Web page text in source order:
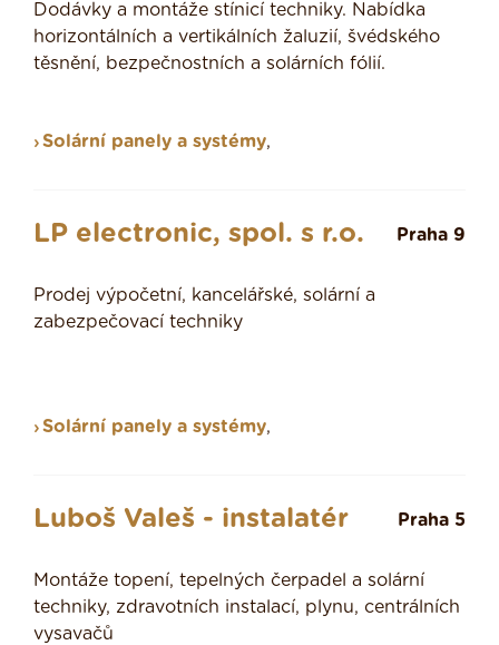
Dodávky a montáže stínicí techniky. Nabídka
horizontálních a vertikálních žaluzií, švédského
těsnění, bezpečnostních a solárních fólií.
Solární panely a systémy,
LP electronic, spol. s r.o. Praha 9
Prodej výpočetní, kancelářské, solární a
zabezpečovací techniky
Solární panely a systémy,
Luboš Valeš - instalatér Praha 5
Montáže topení, tepelných čerpadel a solární
techniky, zdravotních instalací, plynu, centrálních
vysavačů